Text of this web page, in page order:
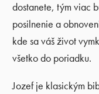
dostanete, tým viac
posilnenie a
kde sa váš život
všetko do poriadku.
Jozef je klasickým